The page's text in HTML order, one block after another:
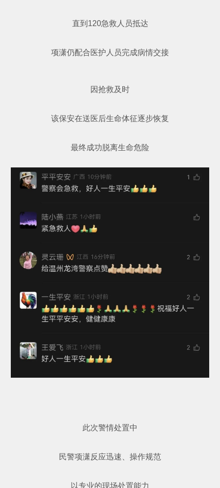
直到120急救人员抵达
项潇仍配合医护人员完成病情交接
因抢救及时
该保安在送医后生命体征逐步恢复
最终成功脱离生命危险
此次警情处置中
民警项潇反应迅速、操作规范
以专业的现场处置能力